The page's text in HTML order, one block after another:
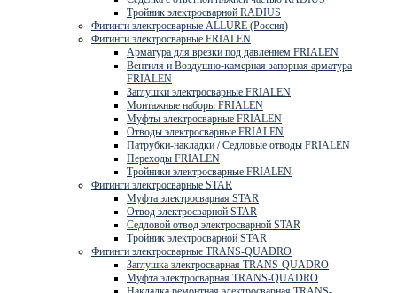
Тройник электросварной RADIUS
Фитинги электросварные ALLURE (Россия)
Фитинги электросварные FRIALEN
Арматура для врезки под давлением FRIALEN
Вентиля и Воздушно-камерная запорная арматура
FRIALEN
Заглушки электросварные FRIALEN
Монтажные наборы FRIALEN
Муфты электросварные FRIALEN
Отводы электросварные FRIALEN
Патрубки-накладки / Седловые отводы FRIALEN
Переходы FRIALEN
Тройники электросварные FRIALEN
Фитинги электросварные STAR
Муфта электросварная STAR
Отвод электросварной STAR
Седловой отвод электросварной STAR
Тройник электросварной STAR
Фитинги электросварные TRANS-QUADRO
Заглушка электросварная TRANS-QUADRO
Муфта электросварная TRANS-QUADRO